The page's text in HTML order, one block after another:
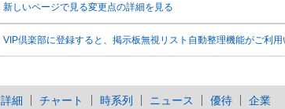
新しいページで見る変更点の詳細を見る
VIP倶楽部に登録すると、掲示板無視リスト自動整理機能がご利
詳細 チャート 時系列 ニュース 優待 企業